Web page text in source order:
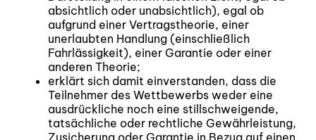
absichtlich oder unabsichtlich), egal ob
aufgrund einer Vertragstheorie, einer
unerlaubten Handlung (einschließlich
Fahrlässigkeit), einer Garantie oder einer
anderen Theorie;
erklärt sich damit einverstanden, dass die
Teilnehmer des Wettbewerbs weder eine
ausdrückliche noch eine stillschweigende,
tatsächliche oder rechtliche Gewährleistung,